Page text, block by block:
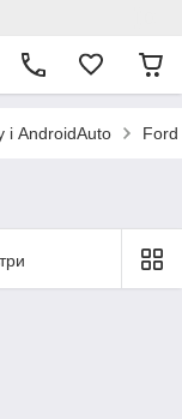
і AndroidAuto Ford